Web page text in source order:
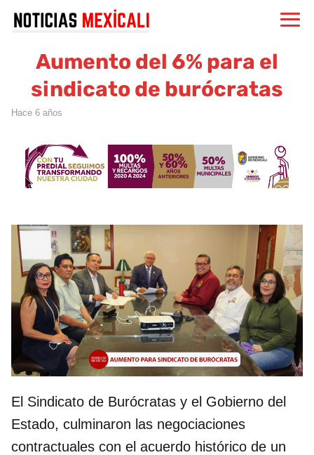
Aumento del 6% para el
sindicato de burócratas
hace 6 años
El Sindicato de Burócratas y el Gobierno del
Estado, culminaron las negociaciones
contractuales con el acuerdo histórico de un